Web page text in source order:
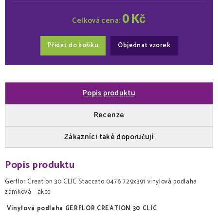
Celková cena: 0Kč
Přidat do košíku Objednat vzorek
Popis produktu
Recenze
Zákazníci také doporučují
Popis produktu
Gerflor Creation 30 CLIC Staccato 0476 729x391 vinylová podlaha
zámková - akce
Vinylová podlaha GERFLOR CREATION 30 CLIC